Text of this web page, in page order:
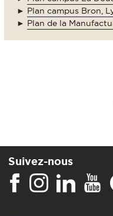
► Plan campus Bron,
► Plan de la
Suivez-nous